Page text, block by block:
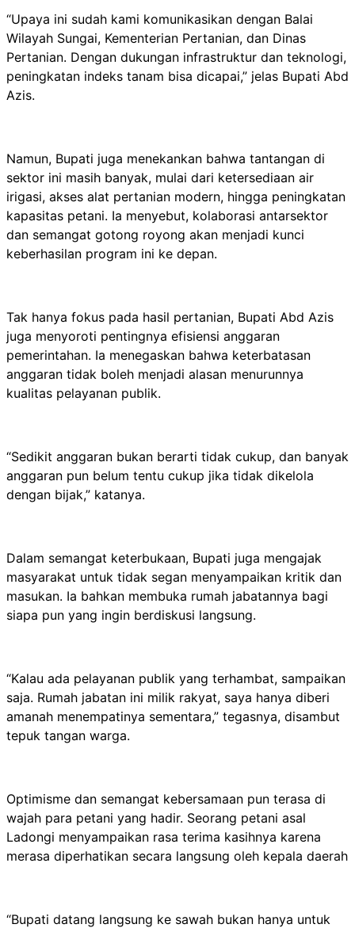
“Upaya ini sudah kami komunikasikan dengan Balai
Wilayah Sungai, Kementerian Pertanian, dan Dinas
Pertanian. Dengan dukungan infrastruktur dan teknologi,
peningkatan indeks tanam bisa dicapai,” jelas Bupati Abd
Azis.
Namun, Bupati juga menekankan bahwa tantangan di
sektor ini masih banyak, mulai dari ketersediaan air
irigasi, akses alat pertanian modern, hingga peningkatan
kapasitas petani. Ia menyebut, kolaborasi antarsektor
dan semangat gotong royong akan menjadi kunci
keberhasilan program ini ke depan.
Tak hanya fokus pada hasil pertanian, Bupati Abd Azis
juga menyoroti pentingnya efisiensi anggaran
pemerintahan. Ia menegaskan bahwa keterbatasan
anggaran tidak boleh menjadi alasan menurunnya
kualitas pelayanan publik.
“Sedikit anggaran bukan berarti tidak cukup, dan banyak
anggaran pun belum tentu cukup jika tidak dikelola
dengan bijak,” katanya.
Dalam semangat keterbukaan, Bupati juga mengajak
masyarakat untuk tidak segan menyampaikan kritik dan
masukan. Ia bahkan membuka rumah jabatannya bagi
siapa pun yang ingin berdiskusi langsung.
“Kalau ada pelayanan publik yang terhambat, sampaikan
saja. Rumah jabatan ini milik rakyat, saya hanya diberi
amanah menempatinya sementara,” tegasnya, disambut
tepuk tangan warga.
Optimisme dan semangat kebersamaan pun terasa di
wajah para petani yang hadir. Seorang petani asal
Ladongi menyampaikan rasa terima kasihnya karena
merasa diperhatikan secara langsung oleh kepala daerah
“Bupati datang langsung ke sawah bukan hanya untuk